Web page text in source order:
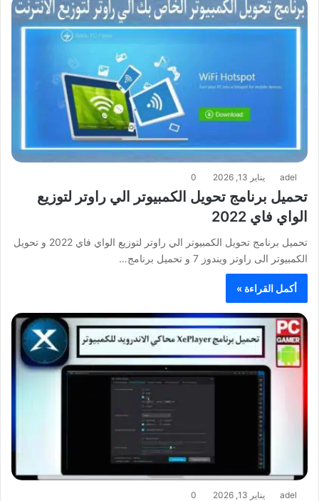
adel يناير 13, 2026 0
تحميل برنامج تحويل الكمبيوتر الي راوتر لتوزيع
الواي فاي 2022
تحميل برنامج تحويل الكمبيوتر الي راوتر لتوزيع الواي فاي 2022 و تحويل
الكمبيوتر الى راوتر ويندوز 7 و تحميل برنامج…
أكمل القراءة »
adel يناير 13, 2026 0